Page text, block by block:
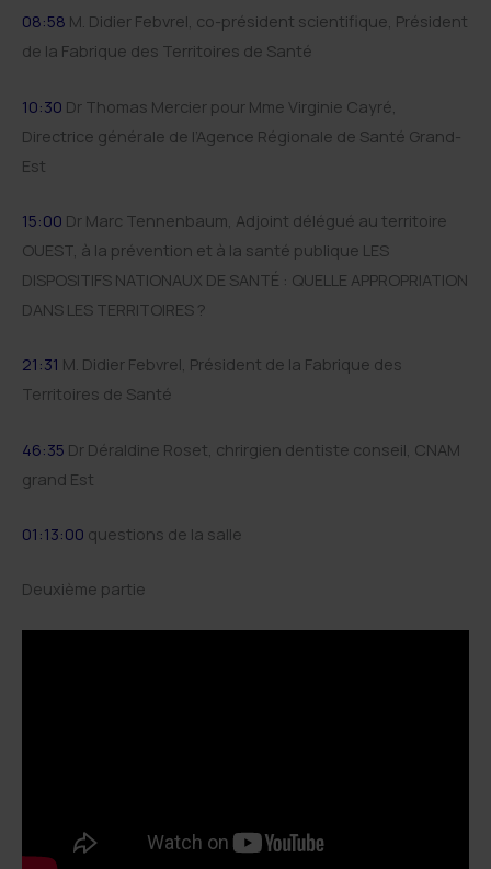
08:58 M. Didier Febvrel, co-président scientifique, Président
de la Fabrique des Territoires de Santé
10:30 Dr Thomas Mercier pour Mme Virginie Cayré,
Directrice générale de l’Agence Régionale de Santé Grand-
Est
15:00 Dr Marc Tennenbaum, Adjoint délégué au territoire
OUEST, à la prévention et à la santé publique LES
DISPOSITIFS NATIONAUX DE SANTÉ : QUELLE APPROPRIATION
DANS LES TERRITOIRES ?
21:31 M. Didier Febvrel, Président de la Fabrique des
Territoires de Santé
46:35 Dr Déraldine Roset, chrirgien dentiste conseil, CNAM
grand Est
01:13:00 questions de la salle
Deuxième partie